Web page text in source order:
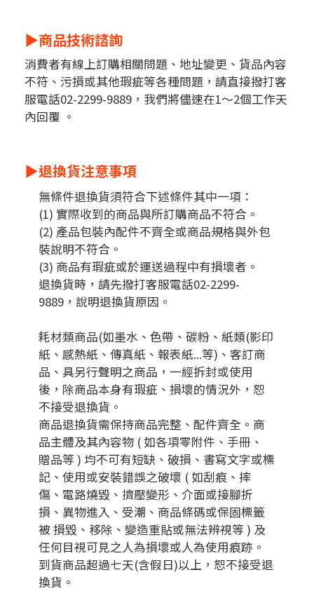
▶商品技術諮詢
消費者有線上訂購相關問題、地址變更、貨品內容
不符、污損或其他瑕疵等各種問題，請直接撥打客
服電話02-2299-9889，我們將儘速在1～2個工作天
內回覆 。
▶退換貨注意事項
無條件退換貨須符合下述條件其中一項：
(1) 實際收到的商品與所訂購商品不符合。
(2) 產品包裝內配件不齊全或商品規格與外包
裝說明不符合。
(3) 商品有瑕疵或於運送過程中有損壞者。
退換貨時，請先撥打客服電話02-2299-
9889，說明退換貨原因。
耗材類商品(如墨水、色帶、碳粉、紙類(影印
紙、感熱紙、傳真紙、報表紙...等)、 客訂商
品 、具另行聲明之商品，一經拆封或使用
後，除商品本身有瑕疵、損壞的情況外，恕
不接受退換貨。
商品退換貨需保持商品完整 、配件齊全。商
品主體及其內容物 ( 如各項零附件、手冊、
贈品等 ) 均不可有短缺、破損、書寫文字或標
記、使用或安裝錯誤之破壞 ( 如刮痕、摔
傷、電路燒毀、擠壓變形、介面或接腳折
損、異物進入、受潮、商品條碼或保固標籤
被 損毀、移除、變造重貼或無法辨視等 ) 及
任何目視可見之人為損壞或人為使用痕跡。
到貨商品超過七天(含假日)以上，恕不接受退
換貨。